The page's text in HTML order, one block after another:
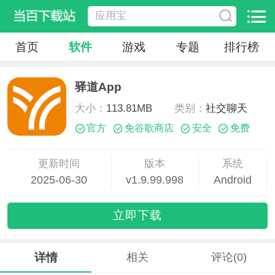
首页 软件 游戏 专题 排行榜
驿道App
大小： 113.81MB 类别： 社交聊天
官方 免谷歌商店 安全 免费
更新时间
2025-06-30
版本
v1.9.99.998
系统
Android
立即下载
详情 相关 评论(0)